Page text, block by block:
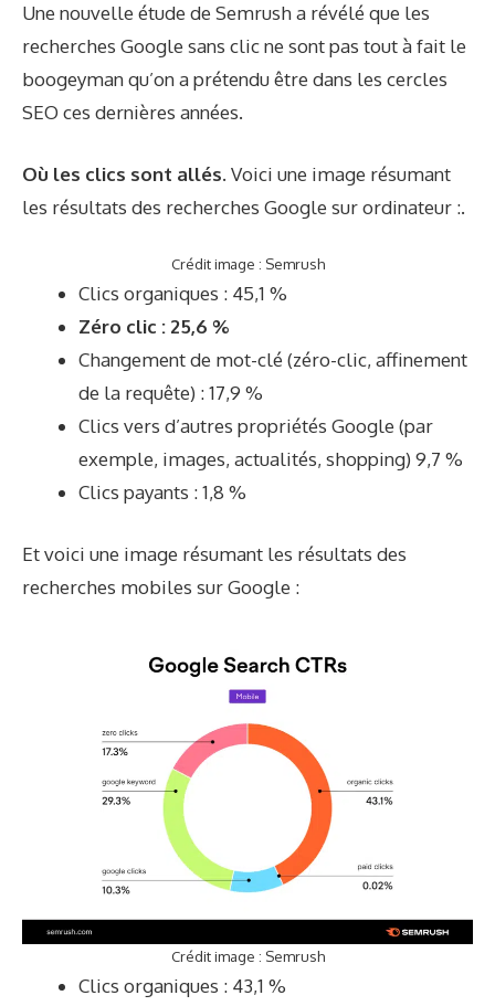
Une nouvelle étude de Semrush a révélé que les
recherches Google sans clic ne sont pas tout à fait le
boogeyman qu’on a prétendu être dans les cercles
SEO ces dernières années.
Où les clics sont allés. Voici une image résumant
les résultats des recherches Google sur ordinateur :.
Crédit image : Semrush
Clics organiques : 45,1 %
Zéro clic : 25,6 %
Changement de mot-clé (zéro-clic, affinement
de la requête) : 17,9 %
Clics vers d’autres propriétés Google (par
exemple, images, actualités, shopping) 9,7 %
Clics payants : 1,8 %
Et voici une image résumant les résultats des
recherches mobiles sur Google :
Crédit image : Semrush
Clics organiques : 43,1 %